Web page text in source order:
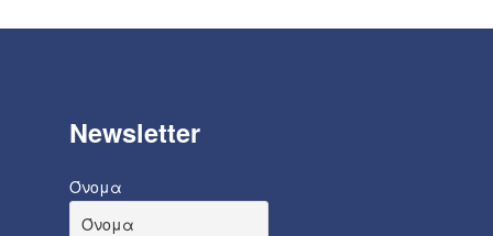
Newsletter
Όνομα